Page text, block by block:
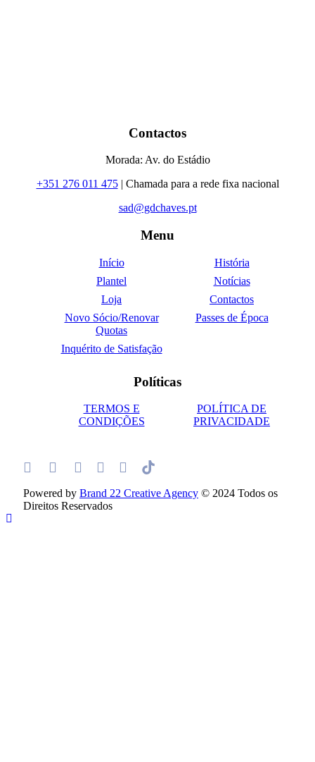
Contactos
Morada: Av. do Estádio
+351 276 011 475| Chamada para a rede fixa nacional
sad@gdchaves.pt
Menu
Início
História
Plantel
Notícias
Loja
Contactos
Novo Sócio/Renovar
Quotas
Passes de Época
Inquérito de Satisfação
Políticas
TERMOS E
CONDIÇÕES
POLÍTICA DE
PRIVACIDADE
Powered by Brand 22 Creative Agency © 2024 Todos os
Direitos Reservados